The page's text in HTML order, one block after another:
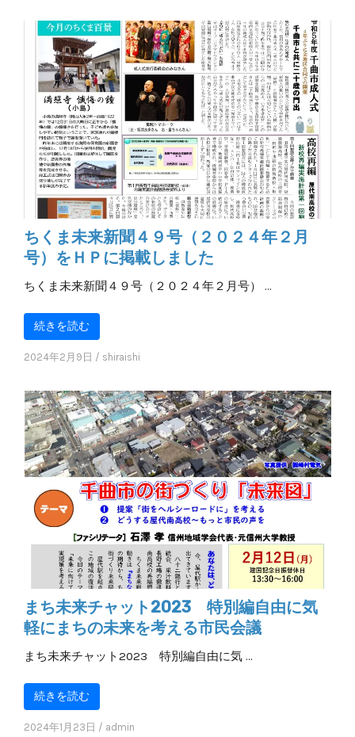
ちくま未来新聞４９号（２０２４年２月
号）をＨＰに掲載しました
ちくま未来新聞４９号（２０２４年２月号） …
続きを読む
2024年2月9日 / shiraishi
まち未来チャット2023 特別編自由に気
軽にまちの未来を考える市民会議
まち未来チャット2023 特別編自由に気 …
続きを読む
2024年1月23日 / admin